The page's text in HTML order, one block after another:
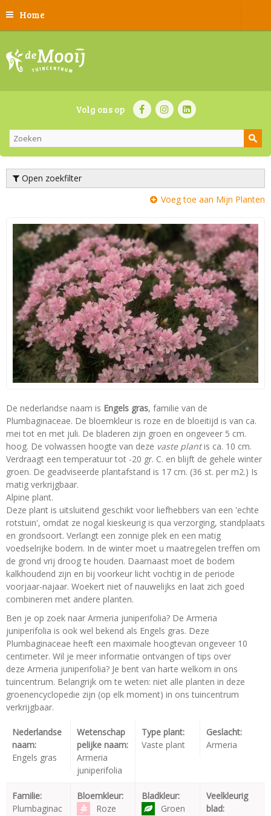
Home
Volg ons op
Open zoekfilter
Voeg toe aan Mijn Planten
De nederlandse naam is Engels gras, familie van de
Plumbaginaceae. De bloemkleur is roze en de bloeitijd is van ca.
mei tot en met juli. De bladeren zijn groen en ongeveer 5 cm.
hoog. De volwassen hoogte van deze vaste plantis ca. 10 cm.
Verdraagt een temperatuur tot -20 gr. C. en blijft de gehele winter
groen. De geadviseerde plantafstand is 17 cm. (36 st. per m2.) Is
matig verkrijgbaar.
Alpine plant.
Deze plant is uitsluitend geschikt voor liefhebbers van een 'echte
rotstuin', omdat ze nogal kieskeurig is qua verzorging, standplaats
en grondsoort. Verlangt een zonnige plek en een matig
voedselrijke bodem. In de winter moet u maatregelen treffen om
de grond vrij droog te houden. Daarnaast moet de bodem
kalkhoudend zijn en bij voorkeur licht vochtig in de periode
voorjaar-najaar. Woekert niet of nauwelijks en laat zich goed
combineren met andere planten.
Ben je op zoek naar Armeria juniperifolia? De Armeria
juniperifolia is ook wel bekend als Engels gras. Deze
Plumbaginaceae heeft een maximale hoogtevan ongeveer 10
centimeter. Wil je meer informatie ontvangen of tips over
deze Armeria juniperifolia? Je bent van harte welkom in ons
tuincentrum. Belangrijk om te weten: niet alle planten in deze
groenencyclopedie zijn (op elk moment) in ons tuincentrum
verkrijgbaar.
Nederlandse
naam:
Engels gras
Wetenschap
pelijke naam:
Armeria
juniperifolia
Type plant:
Vaste plant
Geslacht:
Armeria
Familie:
Plumbaginac
Bloemkleur:
Roze
Bladkleur:
Groen
Veelkleurig
blad: